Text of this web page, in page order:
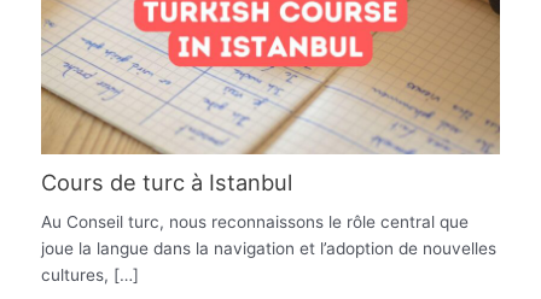
Cours de turc à Istanbul
Au Conseil turc, nous reconnaissons le rôle central que
joue la langue dans la navigation et l’adoption de nouvelles
cultures, […]